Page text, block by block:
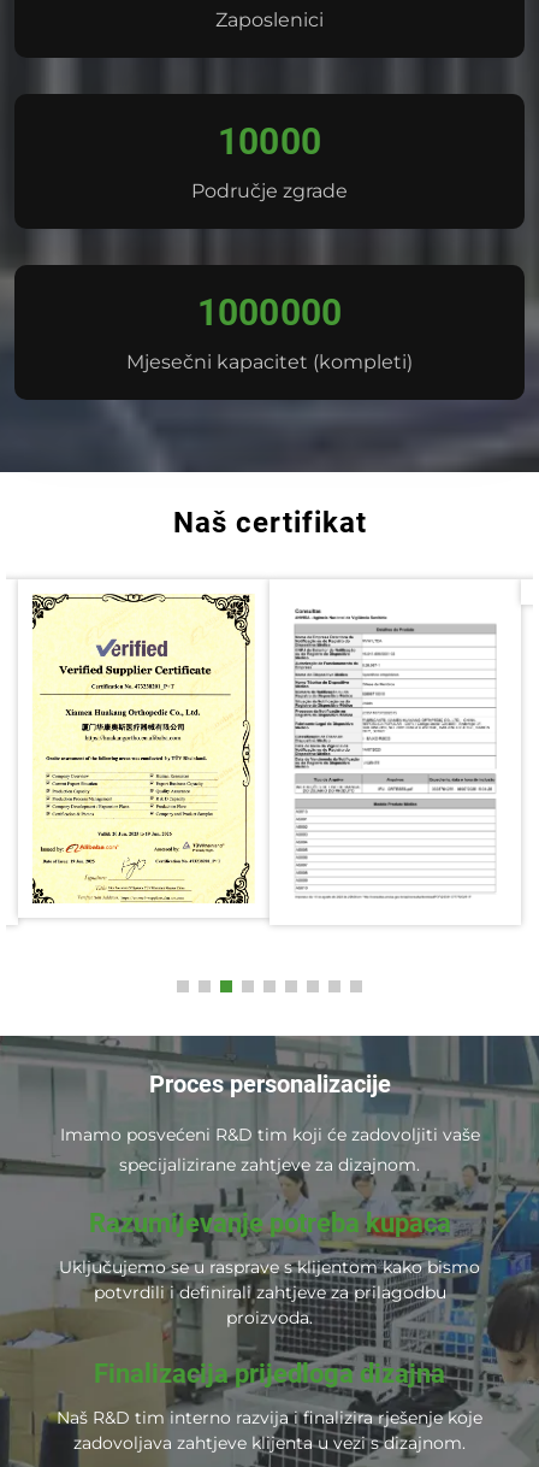
Zaposlenici
10000
Područje zgrade
1000000
Mjesečni kapacitet (kompleti)
Naš certifikat
Proces personalizacije
Imamo posvećeni R&D tim koji će zadovoljiti vaše
specijalizirane zahtjeve za dizajnom.
Razumijevanje potreba kupaca
Uključujemo se u rasprave s klijentom kako bismo
potvrdili i definirali zahtjeve za prilagodbu
proizvoda.
Finalizacija prijedloga dizajna
Naš R&D tim interno razvija i finalizira rješenje koje
zadovoljava zahtjeve klijenta u vezi s dizajnom.